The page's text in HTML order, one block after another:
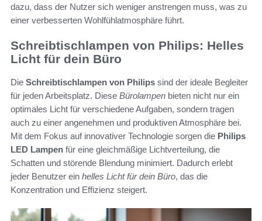
dazu, dass der Nutzer sich weniger anstrengen muss, was zu
einer verbesserten Wohlfühlatmosphäre führt.
Schreibtischlampen von Philips: Helles
Licht für dein Büro
Die Schreibtischlampen von Philips sind der ideale Begleiter
für jeden Arbeitsplatz. Diese Bürolampen bieten nicht nur ein
optimales Licht für verschiedene Aufgaben, sondern tragen
auch zu einer angenehmen und produktiven Atmosphäre bei.
Mit dem Fokus auf innovativer Technologie sorgen die Philips
LED Lampen für eine gleichmäßige Lichtverteilung, die
Schatten und störende Blendung minimiert. Dadurch erlebt
jeder Benutzer ein helles Licht für dein Büro, das die
Konzentration und Effizienz steigert.